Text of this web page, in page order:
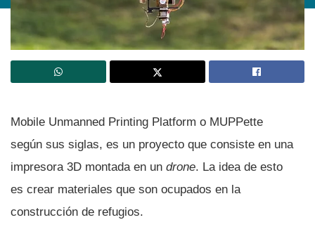
Mobile Unmanned Printing Platform o MUPPette
según sus siglas, es un proyecto que consiste en una
impresora 3D montada en un drone. La idea de esto
es crear materiales que son ocupados en la
construcción de refugios.